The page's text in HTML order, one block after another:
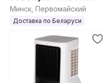
(ГАРАНТИЯ 12 мес)
Минск, Первомайский
Доставка по Беларуси